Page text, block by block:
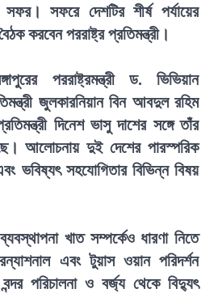
সফর। সফরে দেশটির শীর্ষ পর্যায়ের
করবেন পররাষ্ট্র প্রতিমন্ত্রী।
পররাষ্ট্রমন্ত্রী ড. ভিভিয়ান
জুলকারনিয়ান বিন আবদুল রহিম
দিনেশ ভাসু দাশের সঙ্গে তাঁর
আলোচনায় দুই দেশের পারস্পরিক
ভবিষ্যৎ সহযোগিতার বিভিন্ন বিষয়
খাত সম্পর্কেও ধারণা নিতে
এবং টুয়াস ওয়ান পরিদর্শন
পরিচালনা ও বর্জ্য থেকে বিদ্যুৎ